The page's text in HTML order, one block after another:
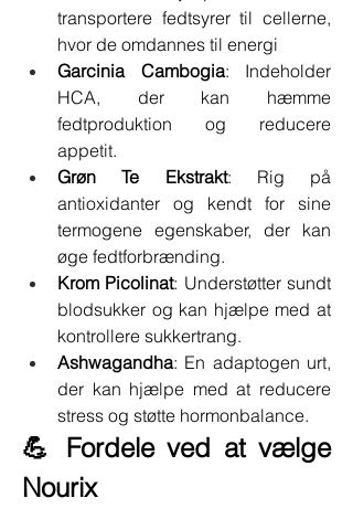
transportere fedtsyrer til cellerne,
hvor de omdannes til energi
Garcinia Cambogia: Indeholder
HCA, der kan hæmme
fedtproduktion og reducere
appetit.
Grøn Te Ekstrakt: Rig på
antioxidanter og kendt for sine
termogene egenskaber, der kan
øge fedtforbrænding.
Krom Picolinat: Understøtter sundt
blodsukker og kan hjælpe med at
kontrollere sukkertrang.
Ashwagandha: En adaptogen urt,
der kan hjælpe med at reducere
stress og støtte hormonbalance.
💪 Fordele ved at vælge
Nourix